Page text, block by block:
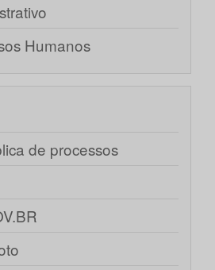
Humanos
de processos